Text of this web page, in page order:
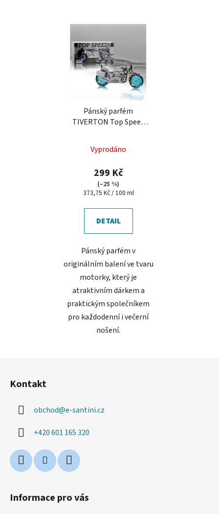
Pánský parfém
TIVERTON Top Speed
hodnocení
produktu
je
5,0
z
5
hvězdiček.
Vyprodáno
299 Kč
(–25 %)
Měrná
373,75 Kč / 100 ml
DETAIL
Pánský parfém v
originálním balení ve tvaru
motorky, který je
atraktivním dárkem a
praktickým společníkem
pro každodenní i večerní
nošení.
Kontakt
obchod@e-santini.cz
+420 601 165 320
Informace pro vás